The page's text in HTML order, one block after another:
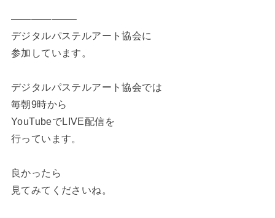
——————–
デジタルパステルアート協会に
参加しています。
デジタルパステルアート協会では
毎朝9時から
YouTubeでLIVE配信を
行っています。
良かったら
見てみてくださいね。